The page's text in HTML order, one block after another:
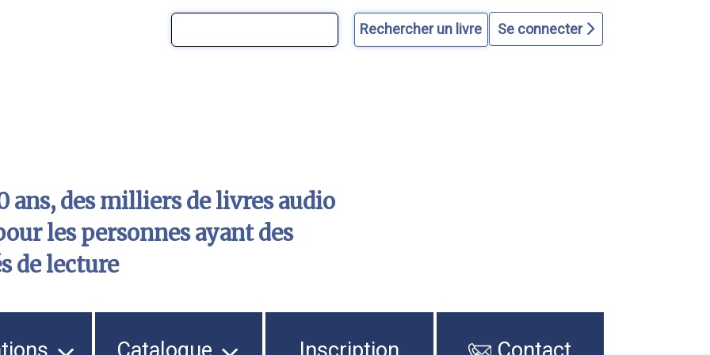
Se connecter
ans, des milliers de livres audio
les personnes ayant des
de lecture